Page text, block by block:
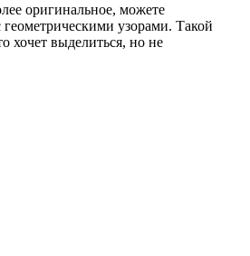
оригинальное, можете
узорами. Такой
хочет выделиться, но не